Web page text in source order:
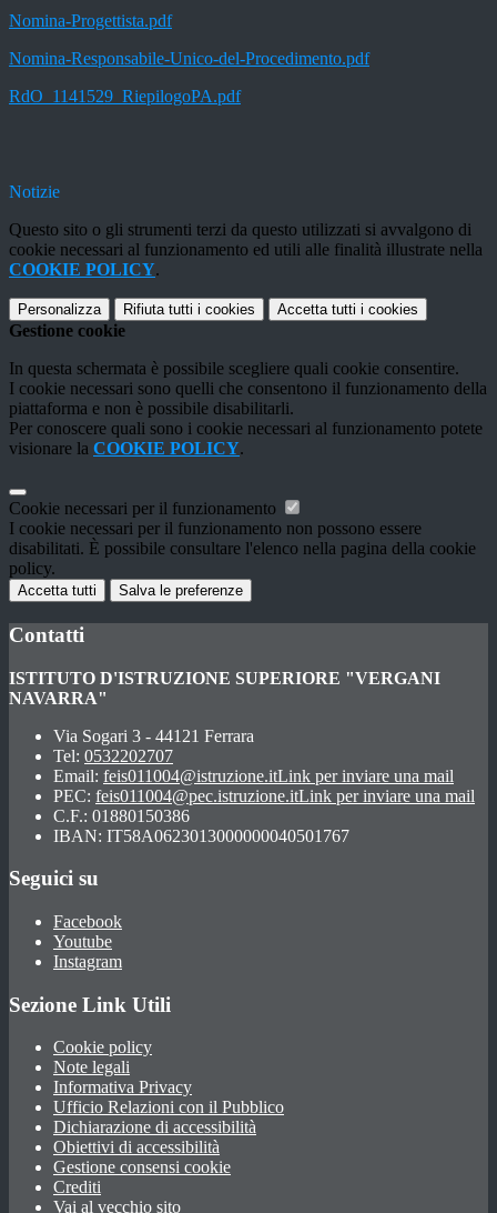
Nomina-Progettista.pdf
Nomina-Responsabile-Unico-del-Procedimento.pdf
RdO_1141529_RiepilogoPA.pdf
Notizie
Questo sito o gli strumenti terzi da questo utilizzati si avvalgono di
cookie necessari al funzionamento ed utili alle finalità illustrate nella
COOKIE POLICY.
Personalizza Rifiuta tutti i cookies Accetta tutti i cookies
Gestione cookie
In questa schermata è possibile scegliere quali cookie consentire.
I cookie necessari sono quelli che consentono il funzionamento della
piattaforma e non è possibile disabilitarli.
Per conoscere quali sono i cookie necessari al funzionamento potete
visionare la COOKIE POLICY.
Cookie necessari per il funzionamento
I cookie necessari per il funzionamento non possono essere
disabilitati. È possibile consultare l'elenco nella pagina della cookie
policy.
Accetta tutti Salva le preferenze
Contatti
ISTITUTO D'ISTRUZIONE SUPERIORE "VERGANI
NAVARRA"
Via Sogari 3 - 44121 Ferrara
Tel: 0532202707
Email: feis011004@istruzione.itLink per inviare una mail
PEC: feis011004@pec.istruzione.itLink per inviare una mail
C.F.: 01880150386
IBAN: IT58A0623013000000040501767
Seguici su
Facebook
Youtube
Instagram
Sezione Link Utili
Cookie policy
Note legali
Informativa Privacy
Ufficio Relazioni con il Pubblico
Dichiarazione di accessibilità
Obiettivi di accessibilità
Gestione consensi cookie
Crediti
Vai al vecchio sito